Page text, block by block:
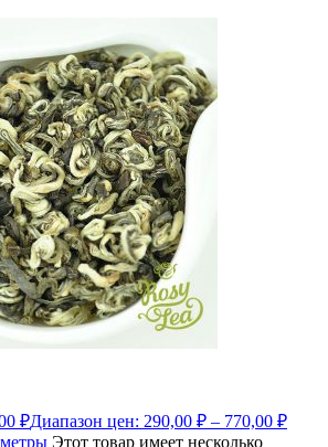
₽Диапазон цен: 290,00 ₽ – 770,00 ₽
Этот товар имеет несколько